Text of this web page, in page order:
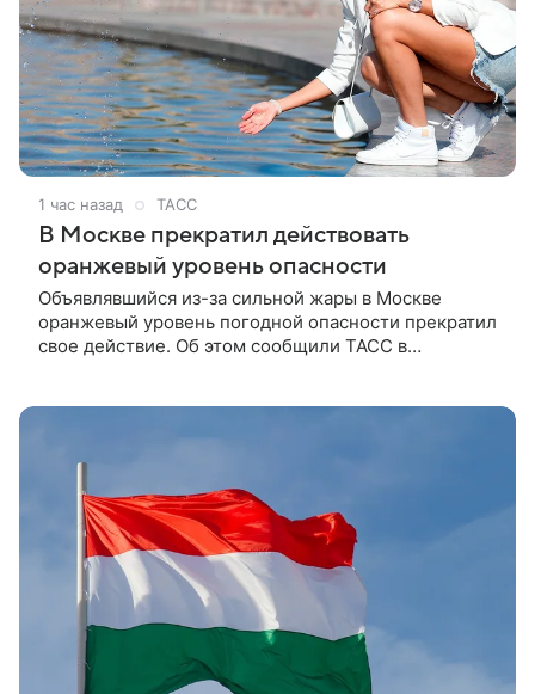
1 час назад ТАСС
В Москве прекратил действовать
оранжевый уровень опасности
Объявлявшийся из-за сильной жары в Москве
оранжевый уровень погодной опасности прекратил
свое действие. Об этом сообщили ТАСС в